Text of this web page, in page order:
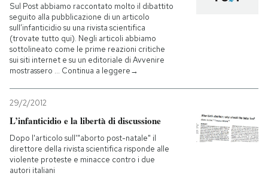
CALENDARIO
AREA PERSONALE
Entra
Sul Post abbiamo raccontato molto il dibattito
seguito alla pubblicazione di un articolo
sull’infanticidio su una rivista scientifica
(trovate tutto qui). Negli articoli abbiamo
sottolineato come le prime reazioni critiche
sui siti internet e su un editoriale di Avvenire
mostrassero … Continua a leggere→
29/2/2012
L’infanticidio e la libertà di discussione
Dopo l'articolo sull'"aborto post-natale" il
direttore della rivista scientifica risponde alle
violente proteste e minacce contro i due
autori italiani